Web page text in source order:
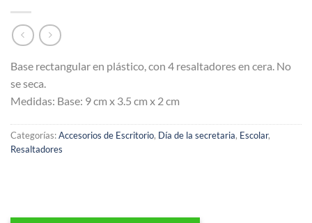
Base rectangular en plástico, con 4 resaltadores en cera. No
se seca.
Medidas: Base: 9 cm x 3.5 cm x 2 cm
Categorías:Accesorios de Escritorio, Día de la secretaria, Escolar,
Resaltadores